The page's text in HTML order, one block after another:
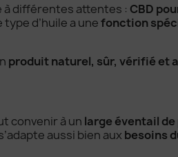
à différentes attentes : CBD
type d’huile a unefonction
produit naturel, sûr, vérifié et
convenir à un large éventail
aussi bien aux besoins